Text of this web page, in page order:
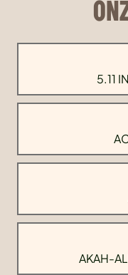
5.11
AKAH-